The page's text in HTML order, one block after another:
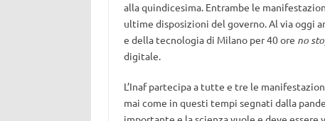
alla quindicesima. Entrambe le
ultime disposizioni del governo. Al via oggi
e della tecnologia di Milano per 40 ore no
digitale.
L’Inaf partecipa a tutte e tre le
mai come in questi tempi segnati dalla